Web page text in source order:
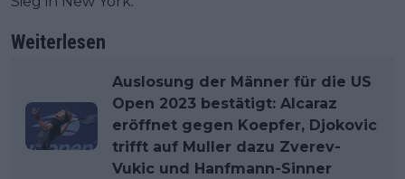
Weiterlesen
Auslosung der Männer für die US
Open 2023 bestätigt: Alcaraz
eröffnet gegen Koepfer, Djokovic
trifft auf Muller dazu Zverev-
Vukic und Hanfmann-Sinner